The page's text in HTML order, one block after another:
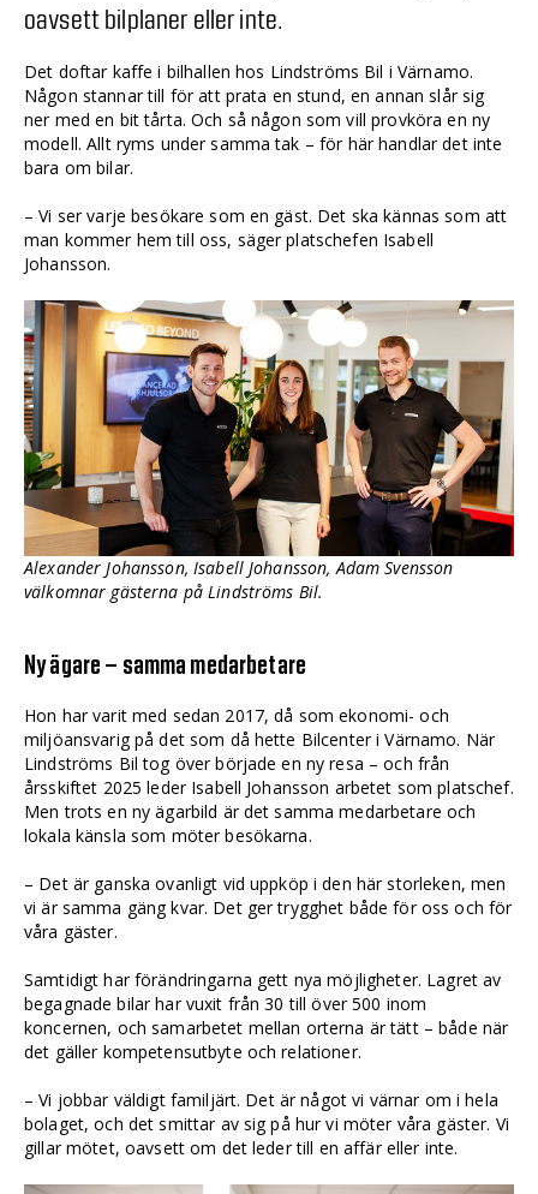
oavsett bilplaner eller inte.
Det doftar kaffe i bilhallen hos Lindströms Bil i Värnamo.
Någon stannar till för att prata en stund, en annan slår sig
ner med en bit tårta. Och så någon som vill provköra en ny
modell. Allt ryms under samma tak ­– för här handlar det inte
bara om bilar.
– Vi ser varje besökare som en gäst. Det ska kännas som att
man kommer hem till oss, säger platschefen Isabell
Johansson.
Alexander Johansson, Isabell Johansson, Adam Svensson
välkomnar gästerna på Lindströms Bil.
Ny ägare – samma medarbetare
Hon har varit med sedan 2017, då som ekonomi- och
miljöansvarig på det som då hette Bilcenter i Värnamo. När
Lindströms Bil tog över började en ny resa – och från
årsskiftet 2025 leder Isabell Johansson arbetet som platschef.
Men trots en ny ägarbild är det samma medarbetare och
lokala känsla som möter besökarna.
– Det är ganska ovanligt vid uppköp i den här storleken, men
vi är samma gäng kvar. Det ger trygghet både för oss och för
våra gäster.
Samtidigt har förändringarna gett nya möjligheter. Lagret av
begagnade bilar har vuxit från 30 till över 500 inom
koncernen, och samarbetet mellan orterna är tätt – både när
det gäller kompetensutbyte och relationer.
– Vi jobbar väldigt familjärt. Det är något vi värnar om i hela
bolaget, och det smittar av sig på hur vi möter våra gäster. Vi
gillar mötet, oavsett om det leder till en affär eller inte.